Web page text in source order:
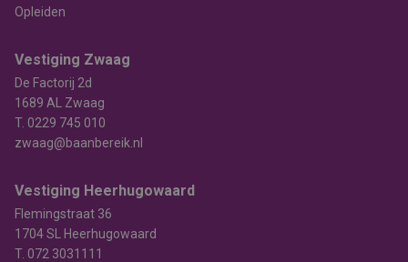
Opleiden
Vestiging Zwaag
De Factorij 2d
1689 AL Zwaag
T. 0229 745 010
zwaag@baanbereik.nl
Vestiging Heerhugowaard
Flemingstraat 36
1704 SL Heerhugowaard
T. 072 3031111